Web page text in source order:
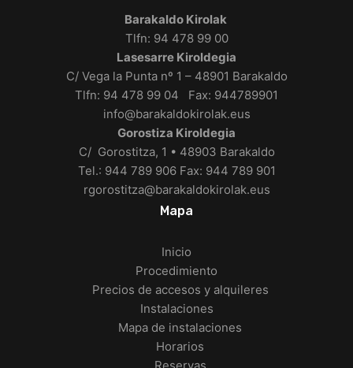
Barakaldo Kirolak
Tlfn: 94 478 99 00
Lasesarre Kiroldegia
C/ Vega la Punta nº 1 – 48901 Barakaldo
Tlfn: 94 478 99 04 Fax: 944789901
info@barakaldokirolak.eus
Gorostiza Kiroldegia
C/ Gorostitza, 1 • 48903 Barakaldo
Tel.: 944 789 906 Fax: 944 789 901
rgorostitza@barakaldokirolak.eus
Mapa
Inicio
Procedimiento
Precios de accesos y alquileres
Instalaciones
Mapa de instalaciones
Horarios
Reservas